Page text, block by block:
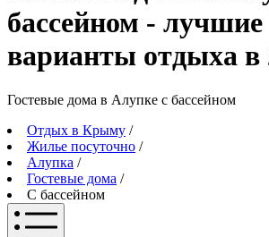
бассейном - лучшие
варианты отдыха в
Гостевые дома в Алупке c бассейном
Отдых в Крыму /
Жилье посуточно /
Алупка /
Гостевые дома /
С бассейном